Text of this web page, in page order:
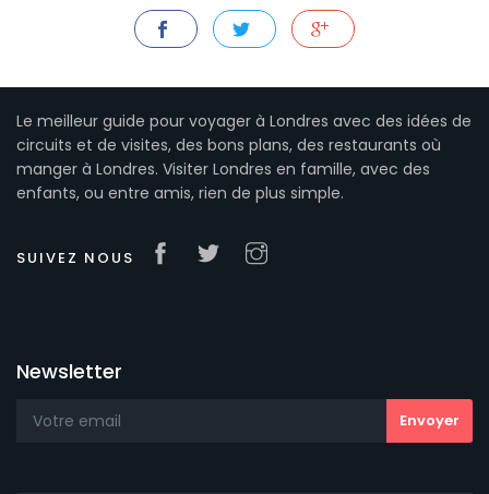
Le meilleur guide pour voyager à Londres avec des idées de
circuits et de visites, des bons plans, des restaurants où
manger à Londres. Visiter Londres en famille, avec des
enfants, ou entre amis, rien de plus simple.
SUIVEZ NOUS
Newsletter